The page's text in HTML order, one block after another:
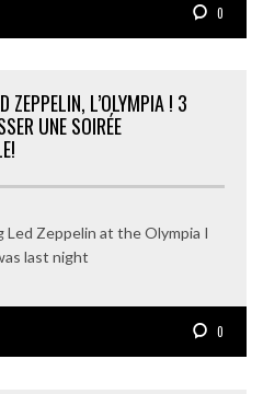
0
ZEPPELIN, L’OLYMPIA ! 3
UNE SOIRÉE
Led Zeppelin at the Olympia I
last night
0